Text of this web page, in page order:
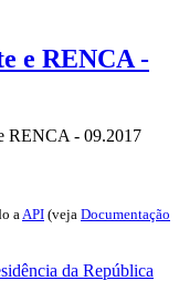
e RENCA -
RENCA - 09.2017
a API (veja Documentação
da República